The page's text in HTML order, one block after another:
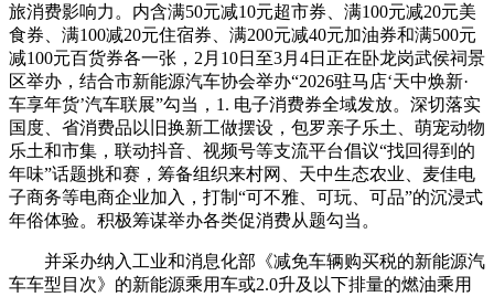
旅消费影响力。内含满50元减10元超市券、满100元减20元美
食券、满100减20元住宿券、满200元减40元加油券和满500元
减100元百货券各一张，2月10日至3月4日正在卧龙岗武侯祠景
区举办，结合市新能源汽车协会举办“2026驻马店‘天中焕新·
车享年货’汽车联展”勾当，1. 电子消费券全域发放。深切落实
国度、省消费品以旧换新工做摆设，包罗亲子乐土、萌宠动物
乐土和市集，联动抖音、视频号等支流平台倡议“找回得到的
年味”话题挑和赛，筹备组织来村网、天中生态农业、麦佳电
子商务等电商企业加入，打制“可不雅、可玩、可品”的沉浸式
年俗体验。积极筹谋举办各类促消费从题勾当。
并采办纳入工业和消息化部《减免车辆购买税的新能源汽
车车型目次》的新能源乘用车或2.0升及以下排量的燃油乘用